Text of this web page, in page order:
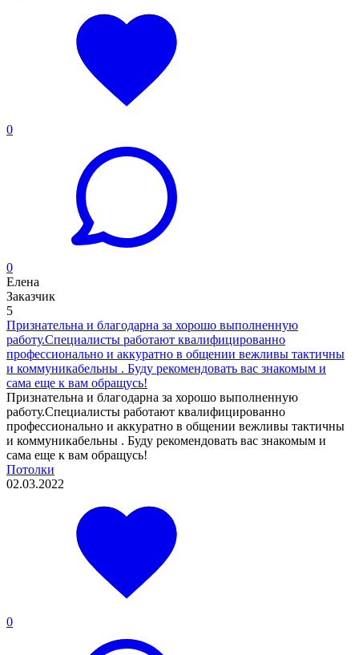
0
0
Елена
Заказчик
5
Признательна и благодарна за хорошо выполненную
работу.Специалисты работают квалифицированно
профессионально и аккуратно в общении вежливы тактичны
и коммуникабельны . Буду рекомендовать вас знакомым и
сама еще к вам обращусь!
Признательна и благодарна за хорошо выполненную
работу.Специалисты работают квалифицированно
профессионально и аккуратно в общении вежливы тактичны
и коммуникабельны . Буду рекомендовать вас знакомым и
сама еще к вам обращусь!
Потолки
02.03.2022
0